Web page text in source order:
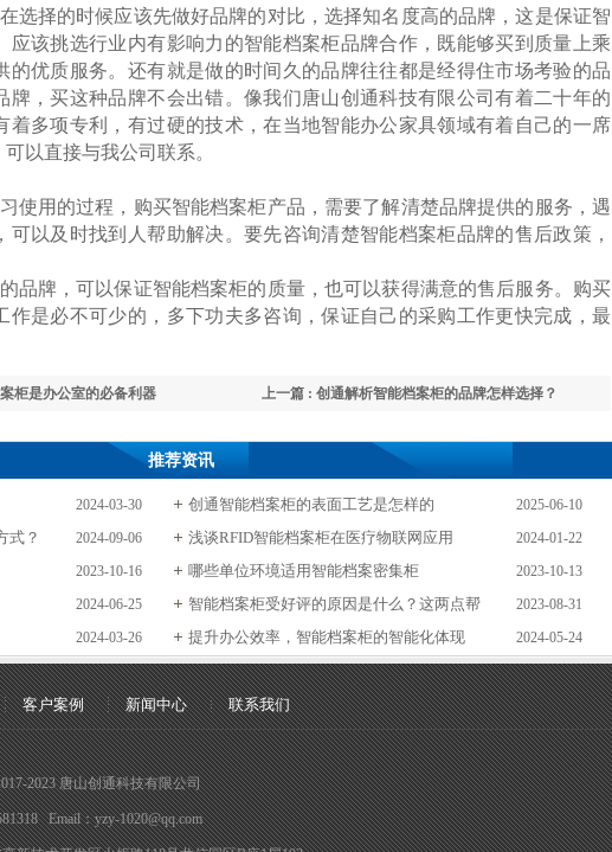
择的时候应该先做好品牌的对比，选择知名度高的品牌，这是保证智
应该挑选行业内有影响力的智能档案柜品牌合作，既能够买到质量上乘
的优质服务。还有就是做的时间久的品牌往往都是经得住市场考验的品
牌，买这种品牌不会出错。像我们唐山创通科技有限公司有着二十年的
着多项专利，有过硬的技术，在当地智能办公家具领域有着自己的一席
以直接与我公司联系。
用的过程，购买智能档案柜产品，需要了解清楚品牌提供的服务，遇
以及时找到人帮助解决。要先咨询清楚智能档案柜品牌的售后政策，
牌，可以保证智能档案柜的质量，也可以获得满意的售后服务。购买
作是必不可少的，多下功夫多咨询，保证自己的采购工作更快完成，最
上一篇 : 创通解析智能档案柜的品牌怎样选择？
柜是办公室的必备利器
推荐资讯
2024-03-30 2025-06-10
创通智能档案柜的表面工艺是怎样的
2024-09-06
式？ 2024-01-22
浅谈RFID智能档案柜在医疗物联网应用
2023-10-16 2023-10-13
哪些单位环境适用智能档案密集柜
2024-06-25 2023-08-31
智能档案柜受好评的原因是什么？这两点帮
2024-03-26 2024-05-24
提升办公效率，智能档案柜的智能化体现
客户案例 新闻中心 联系我们
2023 唐山创通科技有限公司
Email：yzy-1020@qq.com